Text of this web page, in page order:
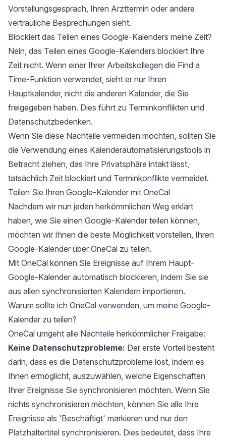
Vorstellungsgespräch, Ihren Arzttermin oder andere
vertrauliche Besprechungen sieht.
Blockiert das Teilen eines Google-Kalenders meine Zeit?
Nein, das Teilen eines Google-Kalenders blockiert Ihre
Zeit nicht. Wenn einer Ihrer Arbeitskollegen die Find a
Time-Funktion verwendet, sieht er nur Ihren
Hauptkalender, nicht die anderen Kalender, die Sie
freigegeben haben. Dies führt zu Terminkonflikten und
Datenschutzbedenken.
Wenn Sie diese Nachteile vermeiden möchten, sollten Sie
die Verwendung eines Kalenderautomatisierungstools in
Betracht ziehen, das Ihre Privatsphäre intakt lässt,
tatsächlich Zeit blockiert und Terminkonflikte vermeidet.
Teilen Sie Ihren Google-Kalender mit OneCal
Nachdem wir nun jeden herkömmlichen Weg erklärt
haben, wie Sie einen Google-Kalender teilen können,
möchten wir Ihnen die beste Möglichkeit vorstellen, Ihren
Google-Kalender über OneCal zu teilen.
Mit OneCal können Sie Ereignisse auf Ihrem Haupt-
Google-Kalender automatisch blockieren, indem Sie sie
aus allen synchronisierten Kalendern importieren.
Warum sollte ich OneCal verwenden, um meine Google-
Kalender zu teilen?
OneCal umgeht alle Nachteile herkömmlicher Freigabe:
Keine Datenschutzprobleme: Der erste Vorteil besteht
darin, dass es die Datenschutzprobleme löst, indem es
Ihnen ermöglicht, auszuwählen, welche Eigenschaften
Ihrer Ereignisse Sie synchronisieren möchten. Wenn Sie
nichts synchronisieren möchten, können Sie alle Ihre
Ereignisse als 'Beschäftigt' markieren und nur den
Platzhaltertitel synchronisieren. Dies bedeutet, dass Ihre